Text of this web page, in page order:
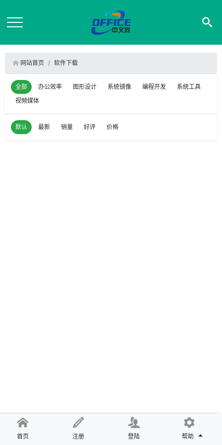
网站首页 软件下载
全部 办公效率 图形设计 系统镜像 编程开发
系统工具
视频媒体
默认 最新 销量 好评 价格
首页 注册 登陆 帮助